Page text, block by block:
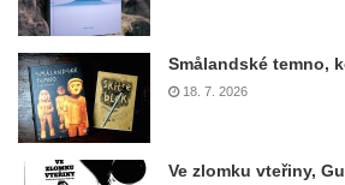
Smålandské temno,
18. 7. 2026
Ve zlomku vteřiny,